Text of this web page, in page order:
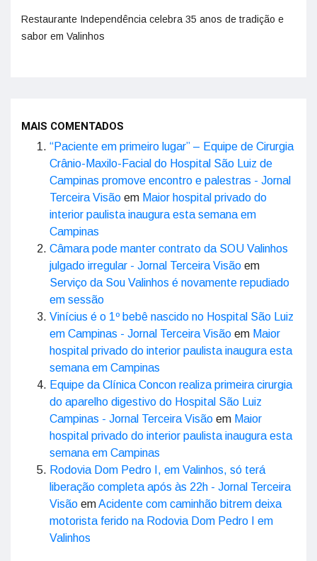
Restaurante Independência celebra 35 anos de tradição e
sabor em Valinhos
MAIS COMENTADOS
“Paciente em primeiro lugar” – Equipe de Cirurgia
Crânio-Maxilo-Facial do Hospital São Luiz de
Campinas promove encontro e palestras - Jornal
Terceira Visão em Maior hospital privado do
interior paulista inaugura esta semana em
Campinas
Câmara pode manter contrato da SOU Valinhos
julgado irregular - Jornal Terceira Visão em
Serviço da Sou Valinhos é novamente repudiado
em sessão
Vinícius é o 1º bebê nascido no Hospital São Luiz
em Campinas - Jornal Terceira Visão em Maior
hospital privado do interior paulista inaugura esta
semana em Campinas
Equipe da Clínica Concon realiza primeira cirurgia
do aparelho digestivo do Hospital São Luiz
Campinas - Jornal Terceira Visão em Maior
hospital privado do interior paulista inaugura esta
semana em Campinas
Rodovia Dom Pedro I, em Valinhos, só terá
liberação completa após às 22h - Jornal Terceira
Visão emAcidente com caminhão bitrem deixa
motorista ferido na Rodovia Dom Pedro I em
Valinhos